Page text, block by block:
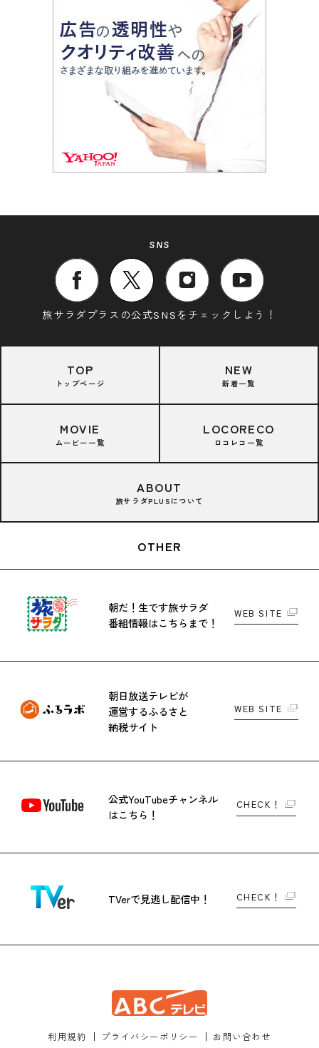
SNS
旅サラダプラスの公式SNSをチェックしよう！
TOP
トップページ
NEW
新着一覧
MOVIE
ムービー一覧
LOCORECO
ロコレコ一覧
ABOUT
旅サラダPLUSについて
OTHER
朝だ！生です旅サラダ
番組情報はこちらまで！
WEB SITE
朝日放送テレビが
運営するふるさと
納税サイト
WEB SITE
公式YouTubeチャンネル
はこちら！
CHECK！
TVerで見逃し配信中！ CHECK！
利用規約 プライバシーポリシー
お問い合わせ